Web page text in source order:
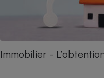
Immobilier -